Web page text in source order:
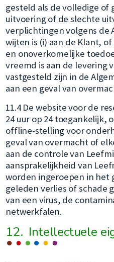
gesteld als de volledige of
uitvoering of de slechte
verplichtingen volgens de
wijten is (i) aan de Klant,
en onoverkomelijke
vreemd is aan de levering
vastgesteld zijn in de
aan een geval van
11.4 De website voor de
24 uur op 24 toegankelijk,
offline-stelling voor
geval van overmacht of
aan de controle van
aansprakelijkheid van
worden ingeroepen in het
geleden verlies of schade
van een virus, de
netwerkfalen.
12. Intellectuele